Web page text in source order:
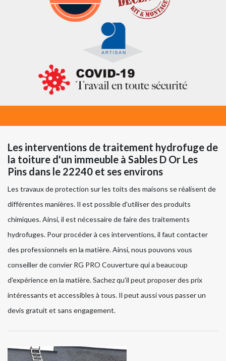
Les interventions de traitement hydrofuge de
la toiture d'un immeuble à Sables D Or Les
Pins dans le 22240 et ses environs
Les travaux de protection sur les toits des maisons se réalisent de
différentes manières. Il est possible d'utiliser des produits
chimiques. Ainsi, il est nécessaire de faire des traitements
hydrofuges. Pour procéder à ces interventions, il faut contacter
des professionnels en la matière. Ainsi, nous pouvons vous
conseiller de convier RG PRO Couverture qui a beaucoup
d'expérience en la matière. Sachez qu'il peut proposer des prix
intéressants et accessibles à tous. Il peut aussi vous passer un
devis gratuit et sans engagement.